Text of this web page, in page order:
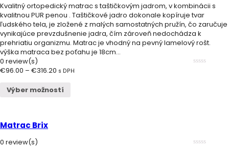
Kvalitný ortopedický matrac s taštičkovým jadrom, v kombinácii s
kvalitnou PUR penou . Taštičkové jadro dokonale kopíruje tvar
ľudského tela, je zložené z malých samostatných pružín, čo zaručuje
vynikajúce prevzdušnenie jadra, čím zároveň nedochádza k
prehriatiu organizmu. Matrac je vhodný na pevný lamelový rošt.
výška matraca bez poťahu je 18cm...
0 review(s)
€96.00 – €316.20 s DPH
Výber možností
Matrac Brix
0 review(s)